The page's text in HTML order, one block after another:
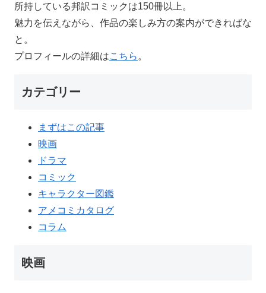
所持している邦訳コミックは150冊以上。
魅力を伝えながら、作品の楽しみ方の案内ができればな
と。
プロフィールの詳細はこちら 。
カテゴリー
まずはこの記事
映画
ドラマ
コミック
キャラクター図鑑
アメコミカタログ
コラム
映画